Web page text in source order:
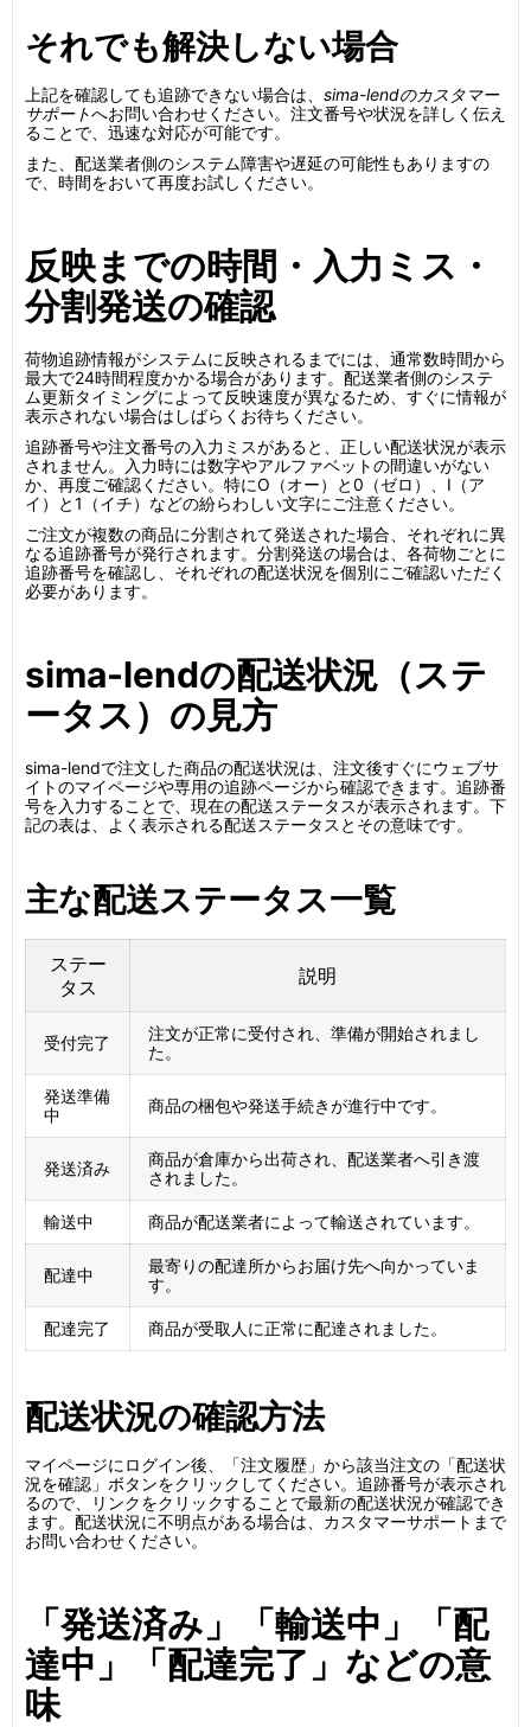
それでも解決しない場合
上記を確認しても追跡できない場合は、 sima-lendのカスタマー
サポートへお問い合わせください。注文番号や状況を詳しく伝え
ることで、迅速な対応が可能です。
また、配送業者側のシステム障害や遅延の可能性もありますの
で、時間をおいて再度お試しください。
反映までの時間・入力ミス・
分割発送の確認
荷物追跡情報がシステムに反映されるまでには、通常数時間から
最大で24時間程度かかる場合があります。配送業者側のシステ
ム更新タイミングによって反映速度が異なるため、すぐに情報が
表示されない場合はしばらくお待ちください。
追跡番号や注文番号の入力ミスがあると、正しい配送状況が表示
されません。入力時には数字やアルファベットの間違いがない
か、再度ご確認ください。特にO（オー）と0（ゼロ）、I（ア
イ）と1（イチ）などの紛らわしい文字にご注意ください。
ご注文が複数の商品に分割されて発送された場合、それぞれに異
なる追跡番号が発行されます。分割発送の場合は、各荷物ごとに
追跡番号を確認し、それぞれの配送状況を個別にご確認いただく
必要があります。
sima-lendの配送状況（ステ
ータス）の見方
sima-lendで注文した商品の配送状況は、注文後すぐにウェブサ
イトのマイページや専用の追跡ページから確認できます。追跡番
号を入力することで、現在の配送ステータスが表示されます。下
記の表は、よく表示される配送ステータスとその意味です。
主な配送ステータス一覧
ステー
タス
説明
受付完了
注文が正常に受付され、準備が開始されまし
た。
発送準備
中
商品の梱包や発送手続きが進行中です。
発送済み
商品が倉庫から出荷され、配送業者へ引き渡
されました。
輸送中 商品が配送業者によって輸送されています。
配達中
最寄りの配達所からお届け先へ向かっていま
す。
配達完了 商品が受取人に正常に配達されました。
配送状況の確認方法
マイページにログイン後、「注文履歴」から該当注文の「配送状
況を確認」ボタンをクリックしてください。追跡番号が表示され
るので、リンクをクリックすることで最新の配送状況が確認でき
ます。配送状況に不明点がある場合は、カスタマーサポートまで
お問い合わせください。
「発送済み」「輸送中」「配
達中」「配達完了」などの意
味